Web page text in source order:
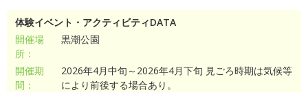
体験イベント・アクティビティDATA
開催場
所：
黒潮公園
開催期
間：
2026年4月中旬～2026年4月下旬 見ごろ時期は気候等
により前後する場合あり。